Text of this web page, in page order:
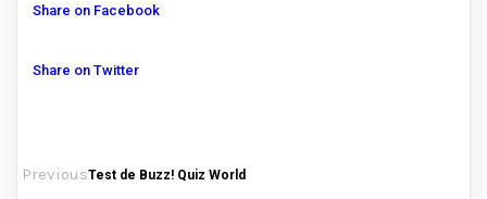
Share on Facebook
Share on Twitter
PreviousTest de Buzz! Quiz World